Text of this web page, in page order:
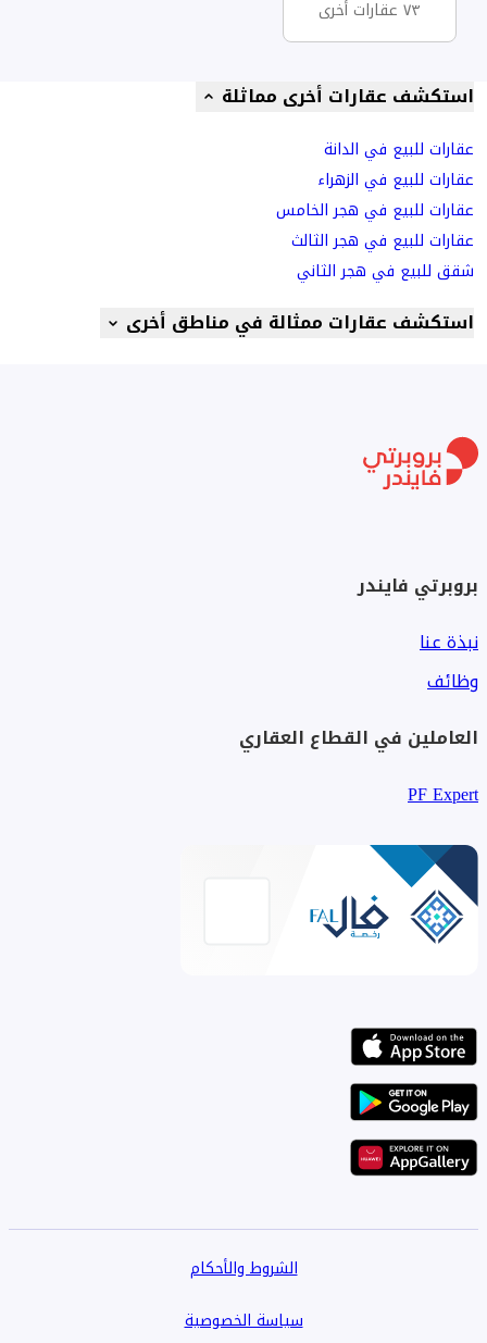
٧٣ عقارات أخرى
استكشف عقارات أخرى مماثلة
عقارات للبيع في الدانة
عقارات للبيع في الزهراء
عقارات للبيع في هجر الخامس
عقارات للبيع في هجر الثالث
شقق للبيع في هجر الثاني
استكشف عقارات ممثالة في مناطق أخرى
بروبرتي فايندر
نبذة عنا
وظائف
العاملين في القطاع العقاري
PF Expert
الشروط والأحكام
سياسة الخصوصية